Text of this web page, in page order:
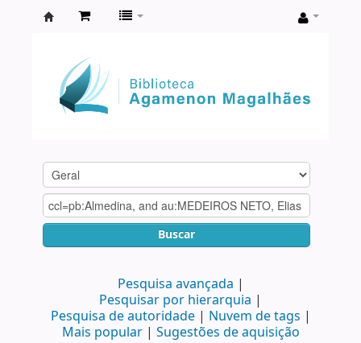
Agamenon
Magalhães
Buscar
Pesquisa avançada
Pesquisar por hierarquia
Pesquisa de autoridade
Nuvem de tags
Mais popular
Sugestões de aquisição